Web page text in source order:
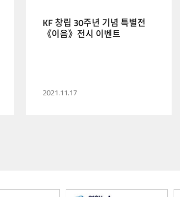
KF 창립 30주년 기념 특별전
《이음》전시 이벤트
2021.11.17